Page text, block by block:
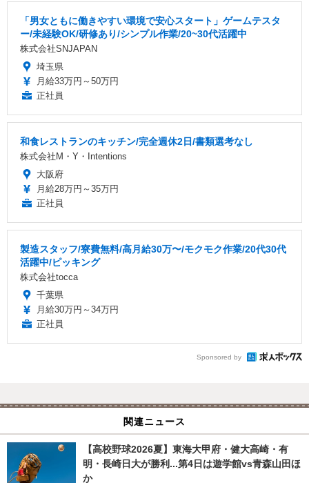
「男女ともに働きやすい環境で安心スタート」ゲームテスタ
ー/未経験OK/研修あり/シンプル作業/20~30代活躍中
株式会社SNJAPAN
埼玉県
月給33万円～50万円
正社員
和食レストランのキッチン/完全週休2日/書類選考なし
株式会社M・Y・Intentions
大阪府
月給28万円～35万円
正社員
製造スタッフ/寮費無料/高月給30万〜/モクモク作業/20代30代
活躍中/ピッキング
株式会社tocca
千葉県
月給30万円～34万円
正社員
Sponsored by
関連ニュース
【高校野球2026夏】東海大甲府・健大高崎・有
明・長崎日大が勝利...第4日は遊学館vs青森山田ほ
か